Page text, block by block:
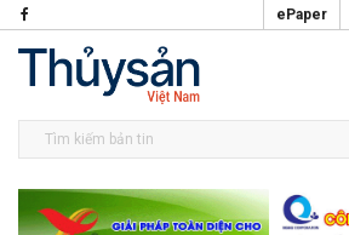
ePaper